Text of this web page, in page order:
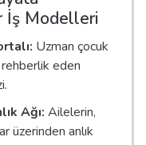
İş Modelleri
Uzman çocuk
rehberlik eden
Ağı: Ailelerin,
üzerinden anlık